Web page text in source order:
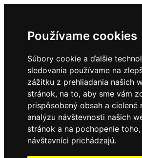
Používame cookies
Súbory cookie a ďalšie
sledovania používame na
zážitku z prehliadania našich
stránok, na to, aby sme vám
prispôsobený obsah a cielené
analýzu návštevnosti našich
stránok a na pochopenie
návštevníci prichádzajú.